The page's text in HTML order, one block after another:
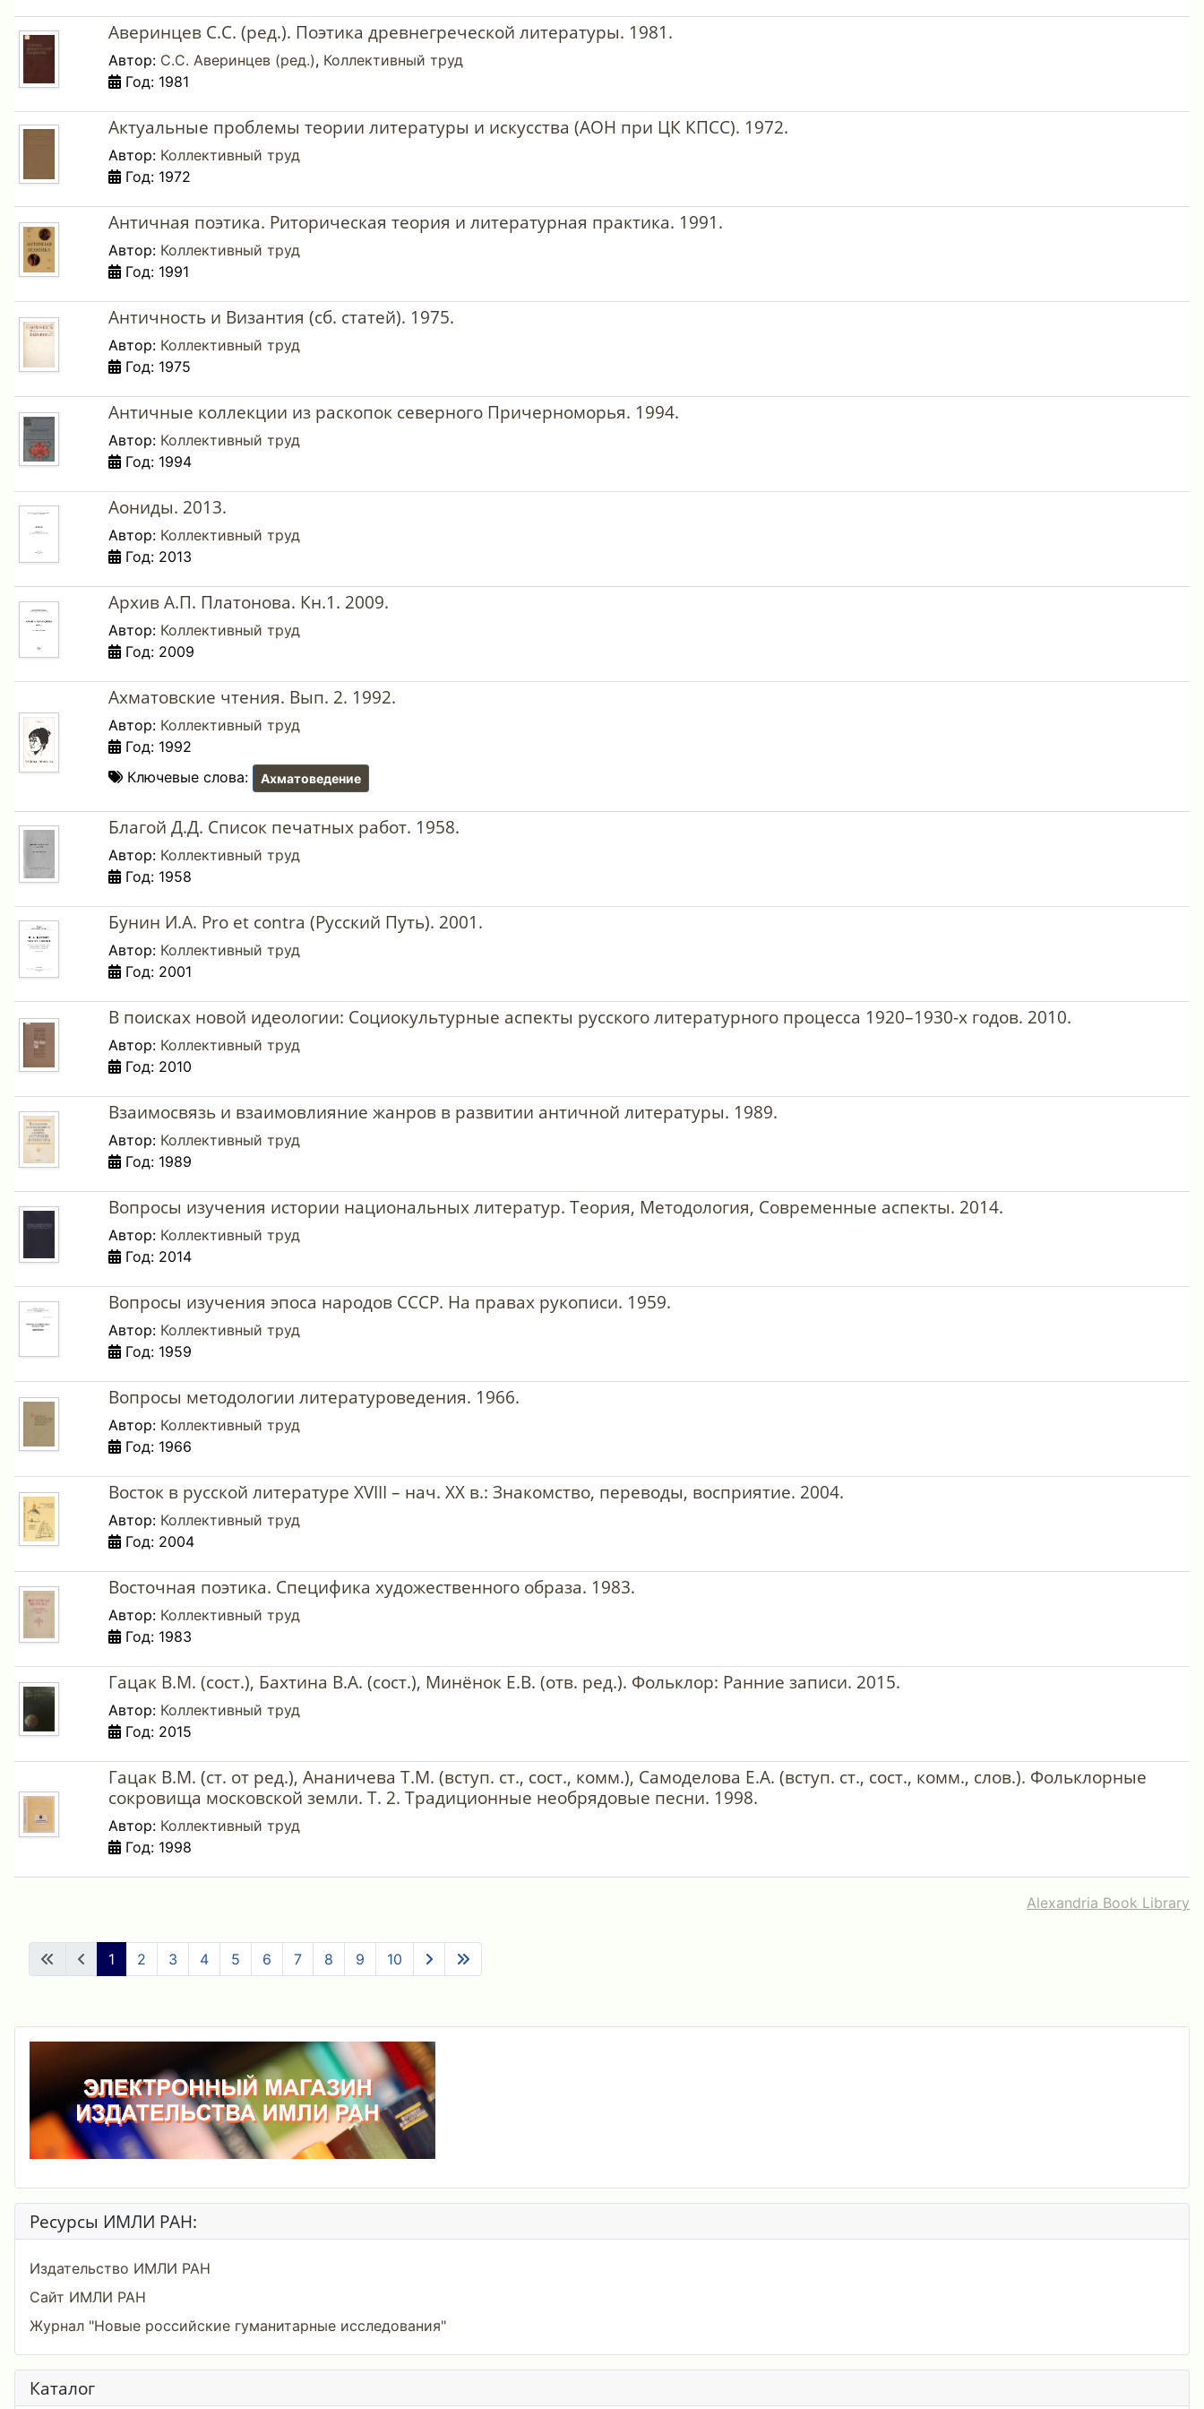
Аверинцев С.С. (ред.). Поэтика древнегреческой литературы. 1981.
Автор: С.С. Аверинцев (ред.), Коллективный труд
Год: 1981
Актуальные проблемы теории литературы и искусства (АОН при ЦК КПСС). 1972.
Автор: Коллективный труд
Год: 1972
Античная поэтика. Риторическая теория и литературная практика. 1991.
Автор: Коллективный труд
Год: 1991
Античность и Византия (сб. статей). 1975.
Автор: Коллективный труд
Год: 1975
Античные коллекции из раскопок северного Причерноморья. 1994.
Автор: Коллективный труд
Год: 1994
Аониды. 2013.
Автор: Коллективный труд
Год: 2013
Архив А.П. Платонова. Кн.1. 2009.
Автор: Коллективный труд
Год: 2009
Ахматовские чтения. Вып. 2. 1992.
Автор: Коллективный труд
Год: 1992
Ключевые слова:
Ахматоведение
Благой Д.Д. Список печатных работ. 1958.
Автор: Коллективный труд
Год: 1958
Бунин И.А. Pro et contra (Русский Путь). 2001.
Автор: Коллективный труд
Год: 2001
В поисках новой идеологии: Социокультурные аспекты русского литературного процесса 1920–1930-х годов. 2010.
Автор: Коллективный труд
Год: 2010
Взаимосвязь и взаимовлияние жанров в развитии античной литературы. 1989.
Автор: Коллективный труд
Год: 1989
Вопросы изучения истории национальных литератур. Теория, Методология, Современные аспекты. 2014.
Автор: Коллективный труд
Год: 2014
Вопросы изучения эпоса народов СССР. На правах рукописи. 1959.
Автор: Коллективный труд
Год: 1959
Вопросы методологии литературоведения. 1966.
Автор: Коллективный труд
Год: 1966
Восток в русской литературе XVIII – нач. ХХ в.: Знакомство, переводы, восприятие. 2004.
Автор: Коллективный труд
Год: 2004
Восточная поэтика. Специфика художественного образа. 1983.
Автор: Коллективный труд
Год: 1983
Гацак В.М. (сост.), Бахтина В.А. (сост.), Минёнок Е.В. (отв. ред.). Фольклор: Ранние записи. 2015.
Автор: Коллективный труд
Год: 2015
Гацак В.М. (ст. от ред.), Ананичева Т.М. (вступ. ст., сост., комм.), Самоделова Е.А. (вступ. ст., сост., комм., слов.). Фольклорные
сокровища московской земли. Т. 2. Традиционные необрядовые песни. 1998.
Автор: Коллективный труд
Год: 1998
Alexandria Book Library
1 2 3 4 5 6 7 8 9 10
Ресурсы ИМЛИ РАН:
Издательство ИМЛИ РАН
Сайт ИМЛИ РАН
Журнал "Новые российские гуманитарные исследования"
Каталог